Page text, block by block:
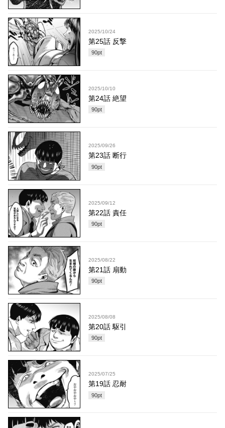
2025/10/24
第25話 反撃
90pt
2025/10/10
第24話 絶望
90pt
2025/09/26
第23話 断行
90pt
2025/09/12
第22話 責任
90pt
2025/08/22
第21話 扇動
90pt
2025/08/08
第20話 駆引
90pt
2025/07/25
第19話 忍耐
90pt